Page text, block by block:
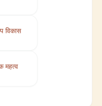
विकास
महत्व